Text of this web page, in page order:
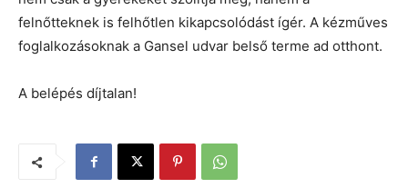
felnőtteknek is felhőtlen kikapcsolódást ígér. A kézműves
foglalkozásoknak a Gansel udvar belső terme ad otthont.
A belépés díjtalan!